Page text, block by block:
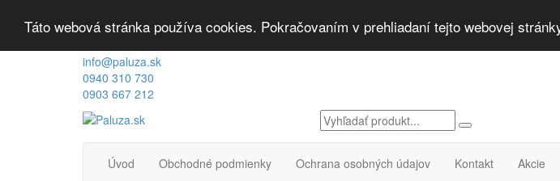
Táto webová stránka používa cookies. Pokračovaním v prehliadaní tejto webovej
info@paluza.sk
0940 310 730
0903 667 212
Úvod
Obchodné podmienky Ochrana osobných údajov Kontakt Akcie